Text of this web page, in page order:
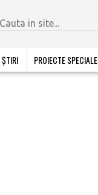
ȘTIRI PROIECTE SPECIALE